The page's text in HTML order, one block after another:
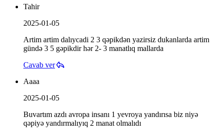
Tahir
2025-01-05
Artim artim dalıycadi 2 3 qəpikdən yazirsiz dukanlarda artim
gündə 3 5 gəpikdir hər 2- 3 manatlıq mallarda
Cavab ver
Aaaa
2025-01-05
Buvartım azdı avropa insanı 1 yevroya yandırısa biz niyə
qəpiyə yandırmalıyıq 2 manat olmalıdı